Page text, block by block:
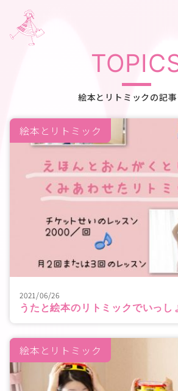
絵本とリトミックの記
2021/06/26
うたと絵本のリトミックでいっし
絵本とリトミック
絵本とリトミック